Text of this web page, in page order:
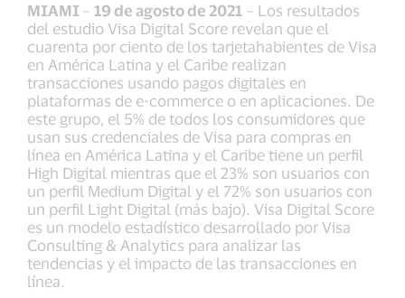
MIAMI – 19 de agosto de 2021 – Los resultados
del estudio Visa Digital Score revelan que el
cuarenta por ciento de los tarjetahabientes de Visa
en América Latina y el Caribe realizan
transacciones usando pagos digitales en
plataformas de e-commerce o en aplicaciones. De
este grupo, el 5% de todos los consumidores que
usan sus credenciales de Visa para compras en
línea en América Latina y el Caribe tiene un perfil
High Digital mientras que el 23% son usuarios con
un perfil Medium Digital y el 72% son usuarios con
un perfil Light Digital (más bajo). Visa Digital Score
es un modelo estadístico desarrollado por Visa
Consulting & Analytics para analizar las
tendencias y el impacto de las transacciones en
línea.